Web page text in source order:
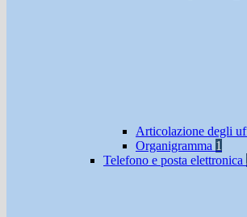
Articolazione degli
Organigramma 1
Telefono e posta elettronica